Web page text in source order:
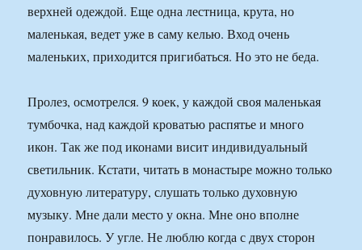
верхней одеждой. Еще одна лестница, крута, но
маленькая, ведет уже в саму келью. Вход очень
маленьких, приходится пригибаться. Но это не беда.
Пролез, осмотрелся. 9 коек, у каждой своя маленькая
тумбочка, над каждой кроватью распятье и много
икон. Так же под иконами висит индивидуальный
светильник. Кстати, читать в монастыре можно только
духовную литературу, слушать только духовную
музыку. Мне дали место у окна. Мне оно вполне
понравилось. У угле. Не люблю когда с двух сторон